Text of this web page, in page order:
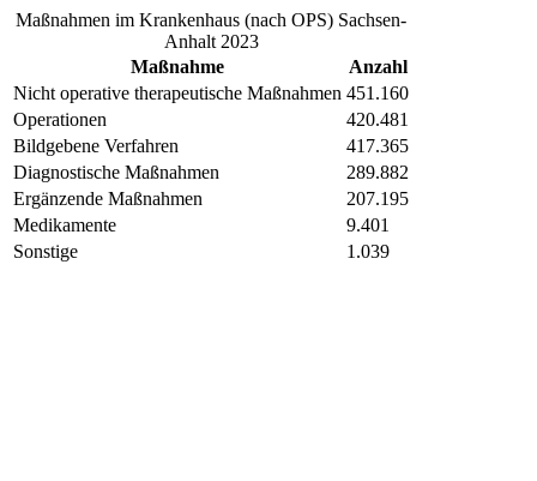
Maßnahmen im Krankenhaus (nach OPS) Sachsen-
Anhalt 2023
Maßnahme
Anzahl
Nicht operative therapeutische Maßnahmen 451.160
Operationen
420.481
Bildgebene Verfahren
417.365
Diagnostische Maßnahmen
289.882
Ergänzende Maßnahmen
207.195
Medikamente
9.401
Sonstige
1.039